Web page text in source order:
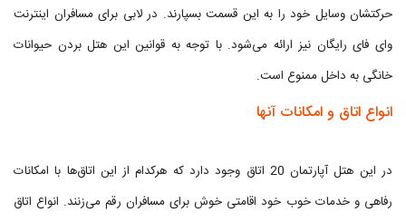
حرکتشان وسایل خود را به این قسمت بسپارند. در لابی برای مسافران اینترنت
وای فای رایگان نیز ارائه می‌شود. با توجه به قوانین این هتل بردن حیوانات
خانگی به داخل ممنوع است.
انواع اتاق و امکانات آنها
در این هتل آپارتمان 20 اتاق وجود دارد که هرکدام از این اتاق‌ها با امکانات
رفاهی و خدمات خوب خود اقامتی خوش برای مسافران رقم می‌زنند. انواع اتاق